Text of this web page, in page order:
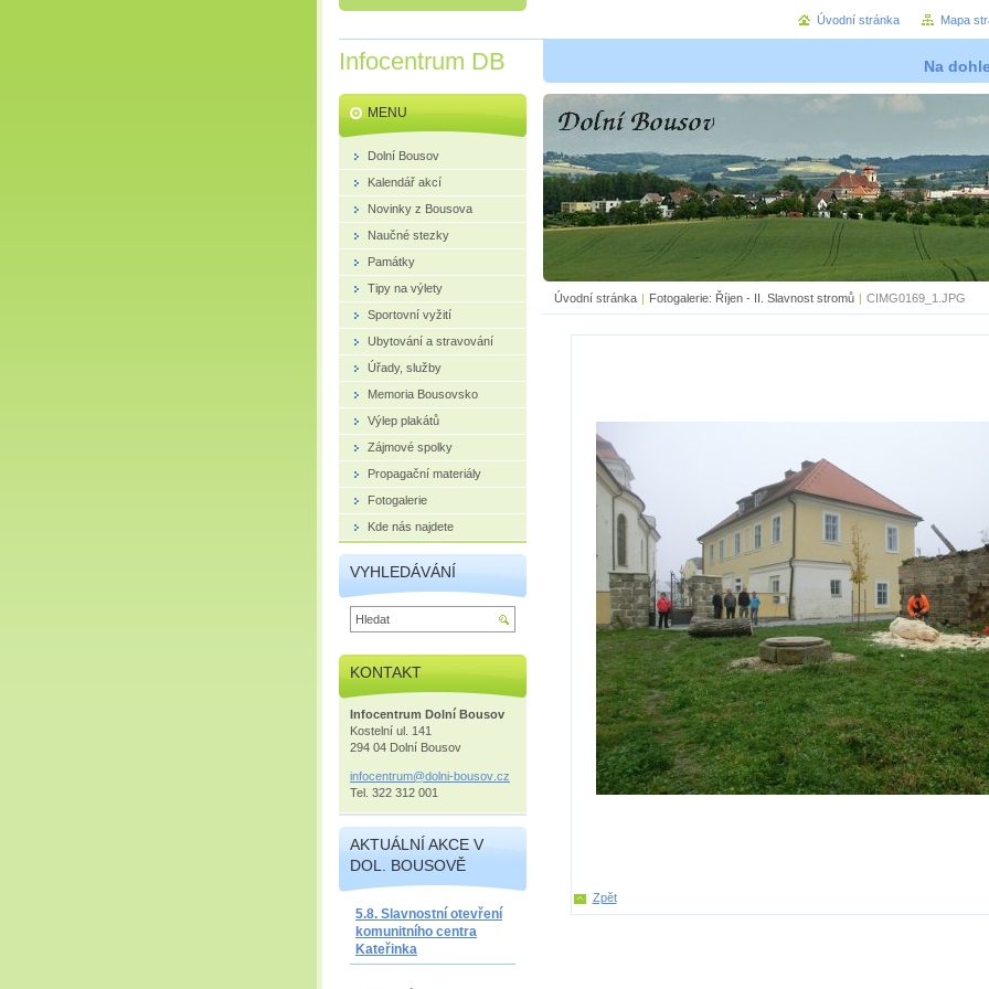
Infocentrum DB Na
Úvodní stránka | Fotogalerie: Říjen - II. Slavnost stromů | CIMG0169_1.JPG
Zpět
MENU
Dolní Bousov
Kalendář akcí
Novinky z Bousova
Naučné stezky
Památky
Tipy na výlety
Sportovní vyžití
Ubytování a stravování
Úřady, služby
Memoria Bousovsko
Výlep plakátů
Zájmové spolky
Propagační materiály
Fotogalerie
Kde nás najdete
VYHLEDÁVÁNÍ
KONTAKT
Infocentrum Dolní Bousov
Kostelní ul. 141
294 04 Dolní Bousov
infocentrum@dolni-bousov .cz
Tel. 322 312 001
AKTUÁLNÍ AKCE V
DOL. BOUSOVĚ
5.8. Slavnostní otevření
komunitního centra
Kateřinka
Úvodní stránka Mapa